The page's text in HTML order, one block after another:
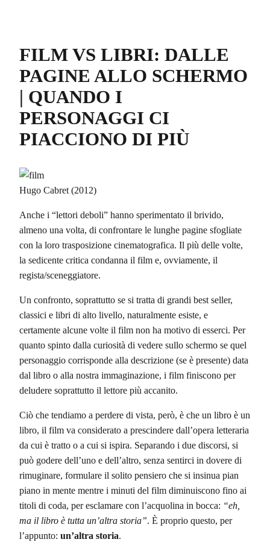
FILM VS LIBRI: DALLE
PAGINE ALLO SCHERMO
| QUANDO I
PERSONAGGI CI
PIACCIONO DI PIÙ
Hugo Cabret (2012)
Anche i “lettori deboli” hanno sperimentato il brivido,
almeno una volta, di confrontare le lunghe pagine sfogliate
con la loro trasposizione cinematografica. Il più delle volte,
la sedicente critica condanna il film e, ovviamente, il
regista/sceneggiatore.
Un confronto, soprattutto se si tratta di grandi best seller,
classici e libri di alto livello, naturalmente esiste, e
certamente alcune volte il film non ha motivo di esserci. Per
quanto spinto dalla curiosità di vedere sullo schermo se quel
personaggio corrisponde alla descrizione (se è presente) data
dal libro o alla nostra immaginazione, i film finiscono per
deludere soprattutto il lettore più accanito.
Ciò che tendiamo a perdere di vista, però, è che un libro è un
libro, il film va considerato a prescindere dall’opera letteraria
da cui è tratto o a cui si ispira. Separando i due discorsi, si
può godere dell’uno e dell’altro, senza sentirci in dovere di
rimuginare, formulare il solito pensiero che si insinua pian
piano in mente mentre i minuti del film diminuiscono fino ai
titoli di coda, per esclamare con l’acquolina in bocca: “eh,
ma il libro è tutta un’altra storia”. È proprio questo, per
l’appunto: un’altra storia.